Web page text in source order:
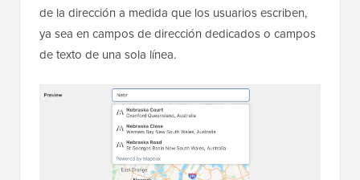
de la dirección a medida que los usuarios escriben,
ya sea en campos de dirección dedicados o campos
de texto de una sola línea.